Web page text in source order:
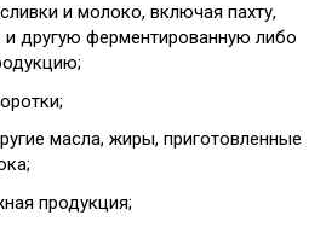
и молоко, включая пахту,
и другую ферментированную либо
масла, жиры, приготовленные
продукция;